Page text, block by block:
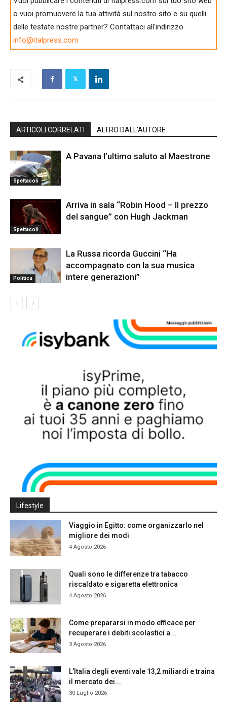
o vuoi promuovere la tua attività sul nostro sito e su quelli
delle testate nostre partner? Contattaci all'indirizzo
info@italpress.com
ARTICOLI CORRELATI ALTRO DALL'AUTORE
Spettacoli
A Pavana l’ultimo saluto al Maestrone
Spettacoli
Arriva in sala “Robin Hood – Il prezzo
del sangue” con Hugh Jackman
Politica
La Russa ricorda Guccini “Ha
accompagnato con la sua musica
intere generazioni”
Lifestyle
Viaggio in Egitto: come organizzarlo nel
migliore dei modi
4 Agosto 2026
Quali sono le differenze tra tabacco
riscaldato e sigaretta elettronica
4 Agosto 2026
Come prepararsi in modo efficace per
recuperare i debiti scolastici a...
3 Agosto 2026
L’Italia degli eventi vale 13,2 miliardi e traina
il mercato dei...
30 Luglio 2026